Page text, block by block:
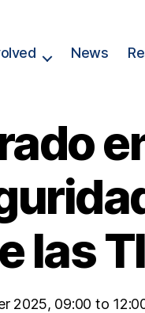
News
las
2025, 09:00 to